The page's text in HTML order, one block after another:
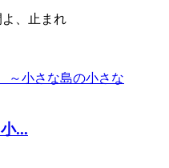
、止まれ
...